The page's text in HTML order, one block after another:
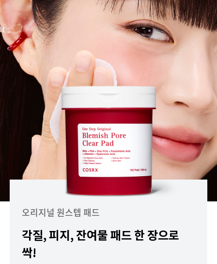
오리지널 원스텝 패드
각질, 피지, 잔여물 패드 한 장으로
싹!